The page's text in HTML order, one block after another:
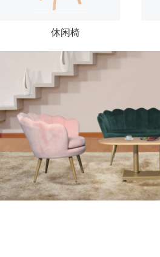
休闲椅